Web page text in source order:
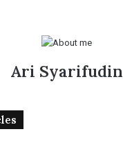
Ari Syarifudin